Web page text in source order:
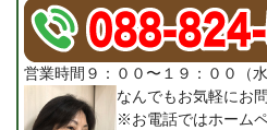
営業時間９：００〜１９：００（水
なんでもお気軽にお
※お電話ではホーム